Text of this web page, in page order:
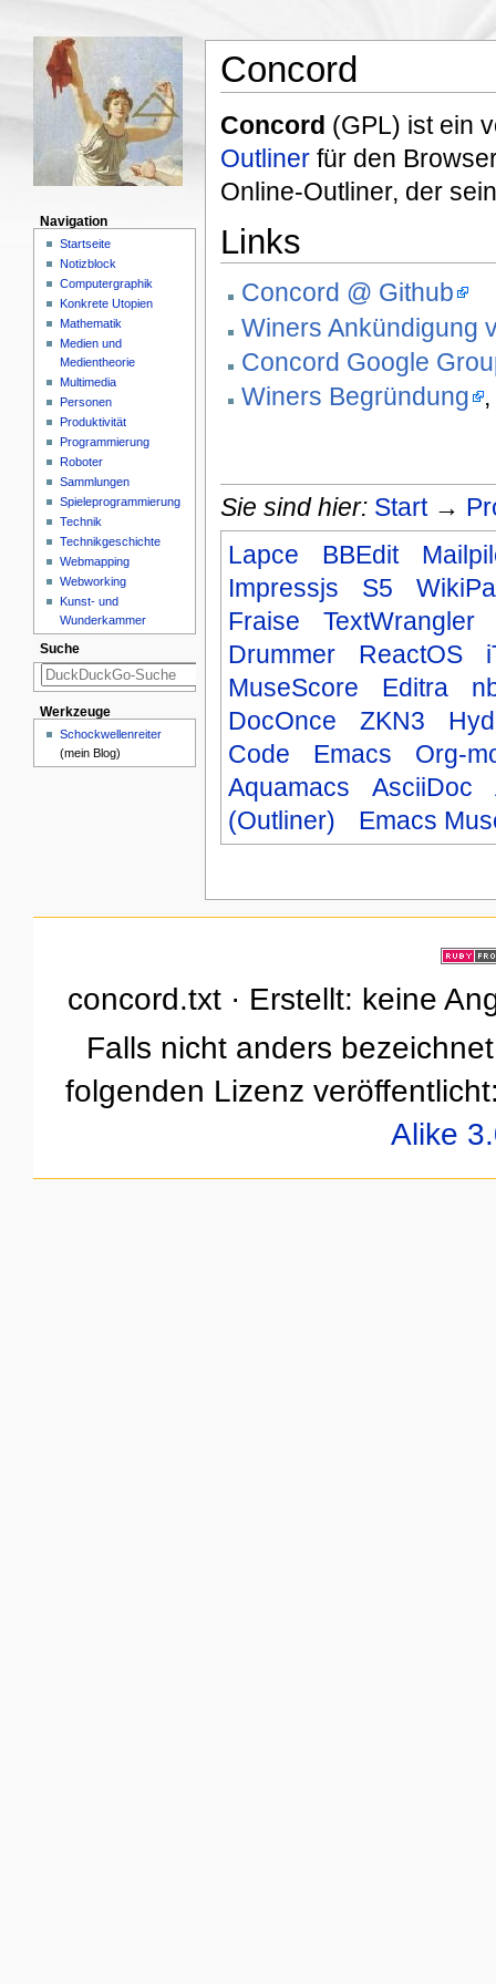
Concord
Concord (GPL) ist ein
Outlinerfür den
Online-Outliner, der
Links
Concord @ Github
Winers Ankündigung
Concord Google
Winers Begründung ,
Sie sind hier: Start→
Lapce
BBEdit
Impressjs
S5
Fraise
TextWrangler
Drummer
ReactOS
MuseScore
Editra
DocOnce
ZKN3
Code
Emacs
Org-
Aquamacs
AsciiDoc
(Outliner)
Emacs
Navigation
Startseite
Notizblock
Computergraphik
Konkrete Utopien
Mathematik
Medien und
Medientheorie
Multimedia
Personen
Produktivität
Programmierung
Roboter
Sammlungen
Spieleprogrammierung
Technik
Technikgeschichte
Webmapping
Webworking
Kunst- und
Wunderkammer
Suche
Werkzeuge
Schockwellenreiter
(mein Blog)
concord.txt · Erstellt: keine
Falls nicht anders
folgenden Lizenz
Alike